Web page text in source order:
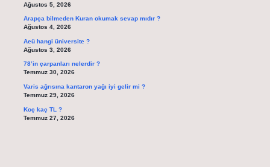
Ağustos 5, 2026
Arapça bilmeden Kuran okumak sevap mıdır ?
Ağustos 4, 2026
Aeü hangi üniversite ?
Ağustos 3, 2026
78’in çarpanları nelerdir ?
Temmuz 30, 2026
Varis ağrısına kantaron yağı iyi gelir mi ?
Temmuz 29, 2026
Koç kaç TL ?
Temmuz 27, 2026